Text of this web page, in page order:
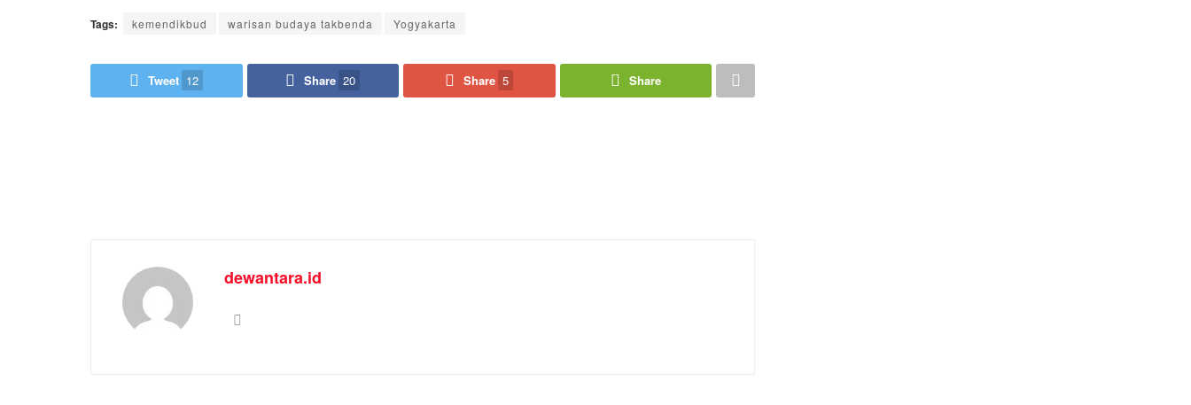
Tags: kemendikbud warisan budaya takbenda Yogyakarta
Tweet 12 Share 20 Share 5 Share
dewantara.id